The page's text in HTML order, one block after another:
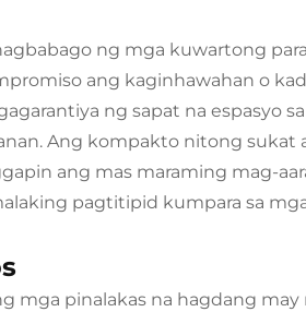
ng mga kuwartong
ang kaginhawahan o
ng sapat na espasyo
Ang kompakto nitong sukat
ang mas maraming mag-
pagtitipid kumpara sa
mga pinalakas na hagdang may